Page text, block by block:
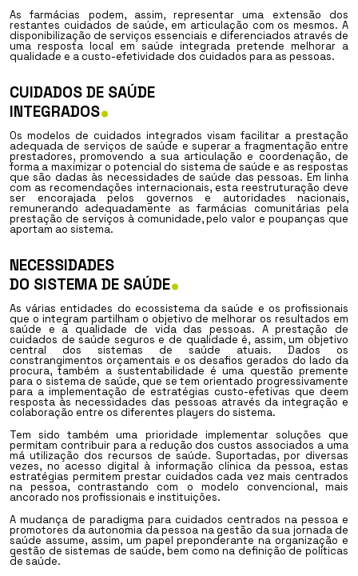
As farmácias podem, assim, representar uma extensão dos
restantes cuidados de saúde, em articulação com os mesmos. A
disponibilização de serviços essenciais e diferenciados através de
uma resposta local em saúde integrada pretende melhorar a
qualidade e a custo-efetividade dos cuidados para as pessoas.
CUIDADOS DE SAÚDE
INTEGRADOS.
Os modelos de cuidados integrados visam facilitar a prestação
adequada de serviços de saúde e superar a fragmentação entre
prestadores, promovendo a sua articulação e coordenação, de
forma a maximizar o potencial do sistema de saúde e as respostas
que são dadas às necessidades de saúde das pessoas. Em linha
com as recomendações internacionais, esta reestruturação deve
ser encorajada pelos governos e autoridades nacionais,
remunerando adequadamente as farmácias comunitárias pela
prestação de serviços à comunidade, pelo valor e poupanças que
aportam ao sistema.
NECESSIDADES
DO SISTEMA DE SAÚDE.
As várias entidades do ecossistema da saúde e os profissionais
que o integram partilham o objetivo de melhorar os resultados em
saúde e a qualidade de vida das pessoas. A prestação de
cuidados de saúde seguros e de qualidade é, assim, um objetivo
central dos sistemas de saúde atuais. Dados os
constrangimentos orçamentais e os desafios gerados do lado da
procura, também a sustentabilidade é uma questão premente
para o sistema de saúde, que se tem orientado progressivamente
para a implementação de estratégias custo-efetivas que deem
resposta às necessidades das pessoas através da integração e
colaboração entre os diferentes players do sistema.
Tem sido também uma prioridade implementar soluções que
permitam contribuir para a redução dos custos associados a uma
má utilização dos recursos de saúde. Suportadas, por diversas
vezes, no acesso digital à informação clínica da pessoa, estas
estratégias permitem prestar cuidados cada vez mais centrados
na pessoa, contrastando com o modelo convencional, mais
ancorado nos profissionais e instituições.
A mudança de paradigma para cuidados centrados na pessoa e
promotores da autonomia da pessoa na gestão da sua jornada de
saúde assume, assim, um papel preponderante na organização e
gestão de sistemas de saúde, bem como na definição de políticas
de saúde.